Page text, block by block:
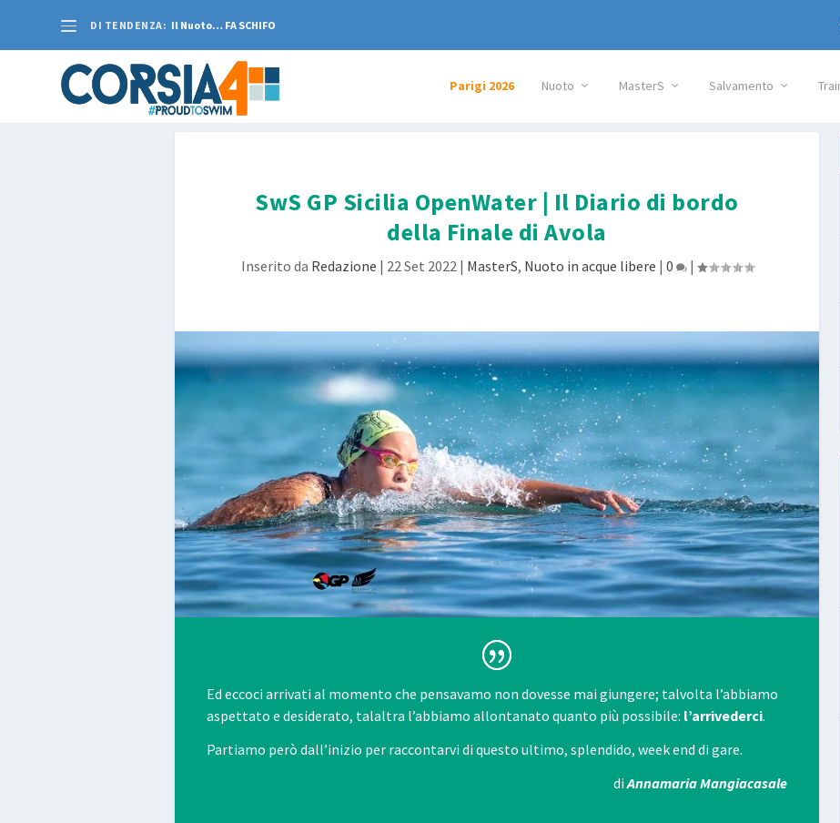
DI TENDENZA: Il Nuoto… FA SCHIFO
Parigi 2026 Nuoto MasterS Salvamento
SwS GP Sicilia OpenWater | Il Diario di bordo
della Finale di Avola
Inserito da Redazione | 22 Set 2022| MasterS, Nuoto in acque libere | 0 |
Ed eccoci arrivati al momento che pensavamo non dovesse mai giungere; talvolta l’abbiamo
aspettato e desiderato, talaltra l’abbiamo allontanato quanto più possibile: l’arrivederci.
Partiamo però dall’inizio per raccontarvi di questo ultimo, splendido, week end di gare.
diAnnamaria Mangiacasale